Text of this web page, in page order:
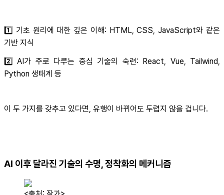
1️⃣ 기초 원리에 대한 깊은 이해: HTML, CSS, JavaScript와 같은
기반 지식
2️⃣ AI가 주로 다루는 중심 기술의 숙련: React, Vue, Tailwind,
Python 생태계 등
이 두 가지를 갖추고 있다면, 유행이 바뀌어도 두렵지 않을 겁니다.
AI 이후 달라진 기술의 수명, 정착화의 메커니즘